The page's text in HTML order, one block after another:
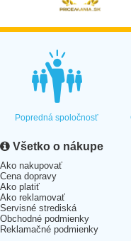
Popredná spoločnosť
Všetko o nákupe
Ako nakupovať
Cena dopravy
Ako platiť
Ako reklamovať
Servisné strediská
Obchodné podmienky
Reklamačné podmienky